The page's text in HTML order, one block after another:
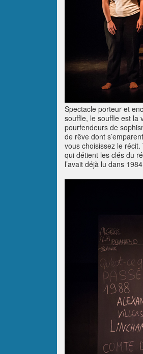
Spectacle porteur et
souffle, le souffle est la
pourfendeurs de
de rêve dont
vous choisissez le
qui détient les clés du
l’avait déjà lu dans